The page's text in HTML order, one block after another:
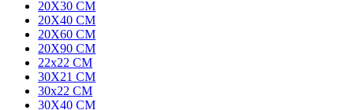
20X30 CM
20X40 CM
20X60 CM
20X90 CM
22x22 CM
30X21 CM
30x22 CM
30X40 CM